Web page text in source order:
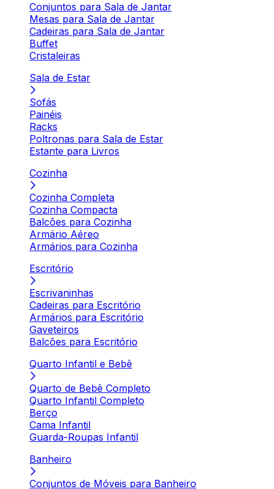
Conjuntos para Sala de Jantar
Mesas para Sala de Jantar
Cadeiras para Sala de Jantar
Buffet
Cristaleiras
Sala de Estar
Sofás
Painéis
Racks
Poltronas para Sala de Estar
Estante para Livros
Cozinha
Cozinha Completa
Cozinha Compacta
Balcões para Cozinha
Armário Aéreo
Armários para Cozinha
Escritório
Escrivaninhas
Cadeiras para Escritório
Armários para Escritório
Gaveteiros
Balcões para Escritório
Quarto Infantil e Bebê
Quarto de Bebê Completo
Quarto Infantil Completo
Berço
Cama Infantil
Guarda-Roupas Infantil
Banheiro
Conjuntos de Móveis para Banheiro